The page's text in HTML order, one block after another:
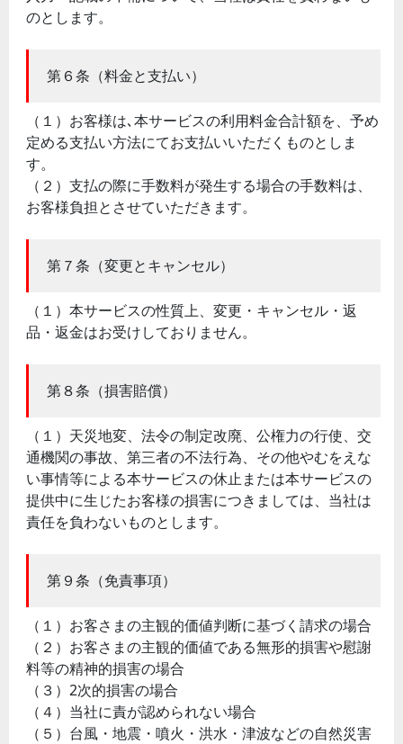
のとします。
第６条（料金と支払い）
（１）お客様は､本サービスの利用料金合計額を、予め
定める支払い方法にてお支払いいただくものとしま
す。
（２）支払の際に手数料が発生する場合の手数料は、
お客様負担とさせていただきます。
第７条（変更とキャンセル）
（１）本サービスの性質上、変更・キャンセル・返
品・返金はお受けしておりません。
第８条（損害賠償）
（１）天災地変、法令の制定改廃、公権力の行使、交
通機関の事故、第三者の不法行為、その他やむをえな
い事情等による本サービスの休止または本サービスの
提供中に生じたお客様の損害につきましては、当社は
責任を負わないものとします。
第９条（免責事項）
（１）お客さまの主観的価値判断に基づく請求の場合
（２）お客さまの主観的価値である無形的損害や慰謝
料等の精神的損害の場合
（３）2次的損害の場合
（４）当社に責が認められない場合
（５）台風・地震・噴火・洪水・津波などの自然災害